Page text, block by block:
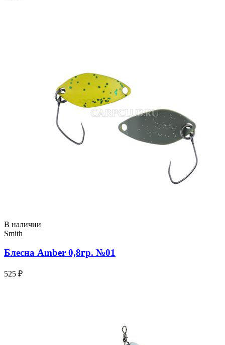
В наличии
Smith
Блесна Amber 0,8гр. №01
525 ₽